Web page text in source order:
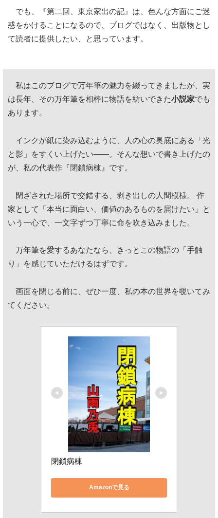
でも、『第二回、東京家出の記』は、色んな方面にご迷
惑をかけることになるので、ブログではなく、出版物とし
て読者に提供したい、と思っています。
私はこのブログで万年筆の魅力を綴ってきましたが、実
は長年、その万年筆を相棒に物語を紡いできた小説家でも
あります。
インクが紙に染み込むように、人の心の奥底にある「光
と影」をすくい上げたい——。そんな想いで書き上げたの
が、私の代表作『閉鎖病棟』です。
閉ざされた場所で交錯する、剥き出しの人間模様。 作
家として「本当に面白い、価値のあるものを届けたい」と
いう一心で、一文字ずつ丁寧に命を吹き込みました。
万年筆を愛するあなたなら、きっとこの物語の「手触
り」を感じていただけるはずです。
画面を閉じる前に、ぜひ一度、私の本の世界を覗いてみ
てください。
閉鎖病棟
Amazonで見る